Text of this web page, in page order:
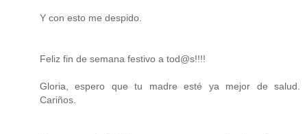
Y con esto me despido.
Feliz fin de semana festivo a tod@s!!!!
Gloria, espero que tu madre esté ya mejor de salud.
Cariños.